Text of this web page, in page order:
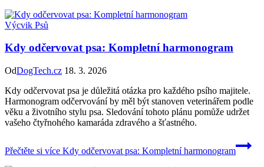
Výcvik Psů
Kdy odčervovat psa: Kompletní harmonogram
OdDogTech.cz 18. 3. 2026
Kdy odčervovat psa je důležitá otázka pro každého psího majitele.
Harmonogram odčervování by měl být stanoven veterinářem podle
věku a životního stylu psa. Sledování tohoto plánu pomůže udržet
vašeho čtyřnohého kamaráda zdravého a šťastného.
Přečtěte si více Kdy odčervovat psa: Kompletní harmonogram